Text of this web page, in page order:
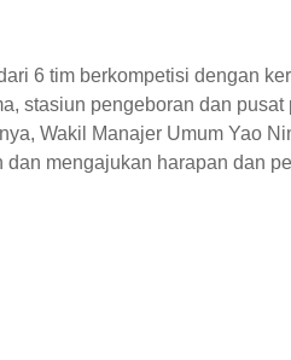
6 tim berkompetisi dengan
stasiun pengeboran dan
Wakil Manajer Umum Yao
mengajukan harapan dan